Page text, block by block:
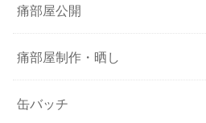
痛部屋公開
痛部屋制作・晒し
缶バッチ